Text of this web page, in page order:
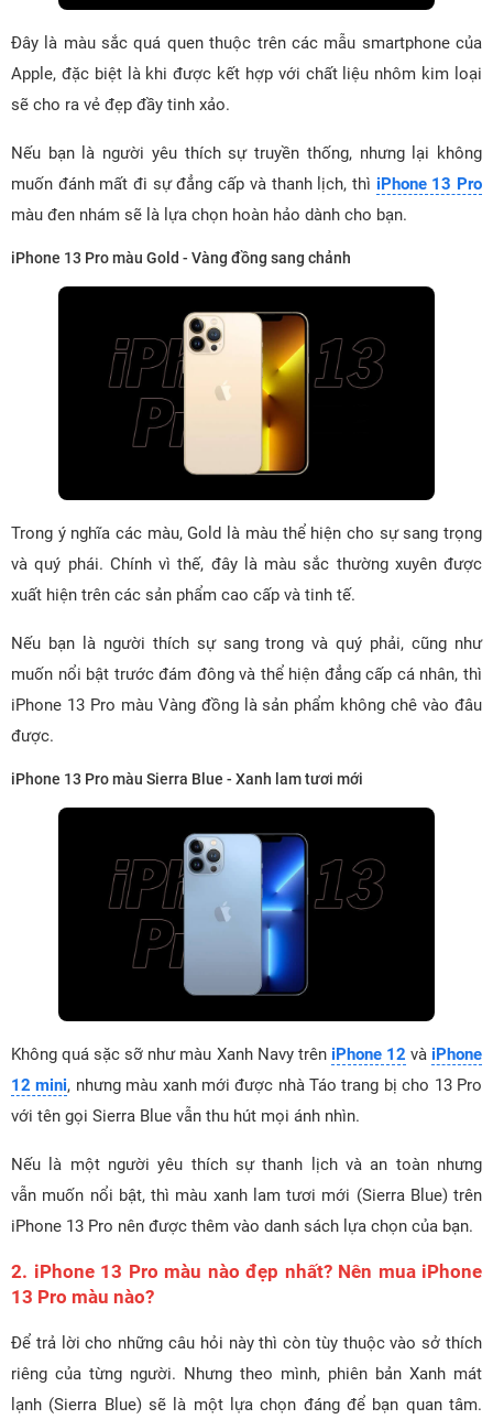
Đây là màu sắc quá quen thuộc trên các mẫu smartphone của
Apple, đặc biệt là khi được kết hợp với chất liệu nhôm kim loại
sẽ cho ra vẻ đẹp đầy tinh xảo.
Nếu bạn là người yêu thích sự truyền thống, nhưng lại không
muốn đánh mất đi sự đẳng cấp và thanh lịch, thì iPhone 13 Pro
màu đen nhám sẽ là lựa chọn hoàn hảo dành cho bạn.
iPhone 13 Pro màu Gold - Vàng đồng sang chảnh
Trong ý nghĩa các màu, Gold là màu thể hiện cho sự sang trọng
và quý phái. Chính vì thế, đây là màu sắc thường xuyên được
xuất hiện trên các sản phẩm cao cấp và tinh tế.
Nếu bạn là người thích sự sang trong và quý phải, cũng như
muốn nổi bật trước đám đông và thể hiện đẳng cấp cá nhân, thì
iPhone 13 Pro màu Vàng đồng là sản phẩm không chê vào đâu
được.
iPhone 13 Pro màu Sierra Blue - Xanh lam tươi mới
Không quá sặc sỡ như màu Xanh Navy trên iPhone 12 và iPhone
12 mini, nhưng màu xanh mới được nhà Táo trang bị cho 13 Pro
với tên gọi Sierra Blue vẫn thu hút mọi ánh nhìn.
Nếu là một người yêu thích sự thanh lịch và an toàn nhưng
vẫn muốn nổi bật, thì màu xanh lam tươi mới (Sierra Blue) trên
iPhone 13 Pro nên được thêm vào danh sách lựa chọn của bạn.
2. iPhone 13 Pro màu nào đẹp nhất? Nên mua iPhone
13 Pro màu nào?
Để trả lời cho những câu hỏi này thì còn tùy thuộc vào sở thích
riêng của từng người. Nhưng theo mình, phiên bản Xanh mát
lạnh (Sierra Blue) sẽ là một lựa chọn đáng để bạn quan tâm.